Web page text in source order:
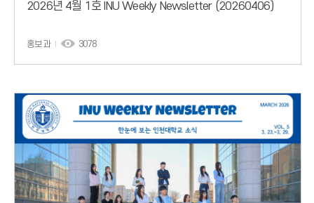
2026년 4월 1호 INU Weekly Newsletter (20260406)
홍보과 3078